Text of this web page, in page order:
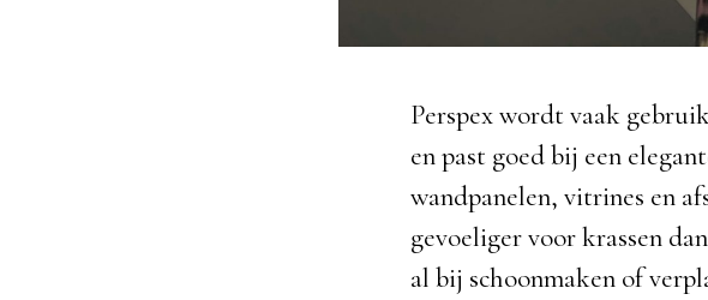
Perspex wordt vaak
en past goed bij een
wandpanelen, vitrines en
gevoeliger voor krassen
al bij schoonmaken of